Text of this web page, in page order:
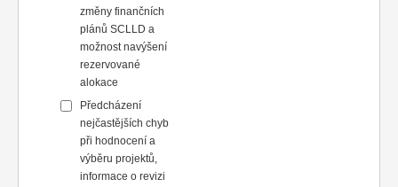
změny finančních
plánů SCLLD a
možnost navýšení
rezervované
alokace
Předcházení
nejčastějších chyb
při hodnocení a
výběru projektů,
informace o revizi